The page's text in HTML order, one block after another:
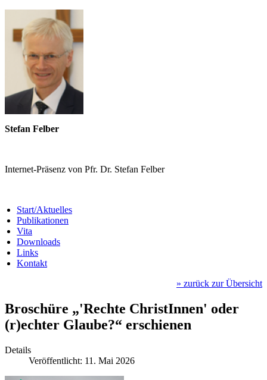
Stefan Felber
Internet-Präsenz von Pfr. Dr. Stefan Felber
Start/Aktuelles
Publikationen
Vita
Downloads
Links
Kontakt
» zurück zur Übersicht
Broschüre „'Rechte ChristInnen' oder
(r)echter Glaube?“ erschienen
Details
Veröffentlicht: 11. Mai 2026